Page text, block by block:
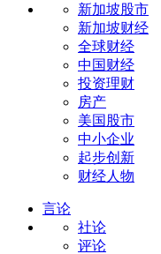
新加坡股市
新加坡财经
全球财经
中国财经
投资理财
房产
美国股市
中小企业
起步创新
财经人物
言论
社论
评论